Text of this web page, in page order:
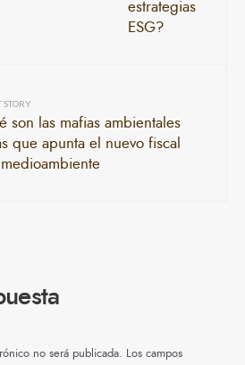
STORY
son las mafias ambientales
que apunta el nuevo fiscal
no será publicada. Los campos